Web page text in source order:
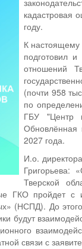
кадастровая
году.
К настоящему
подготовил
отношений
(почти 958
по
ГБУ "Центр
Обновлённая
2027 года.
И.о.
Григорьева:
Тверской
ГКО пройдет с
(НСПД). До
будут
связи с